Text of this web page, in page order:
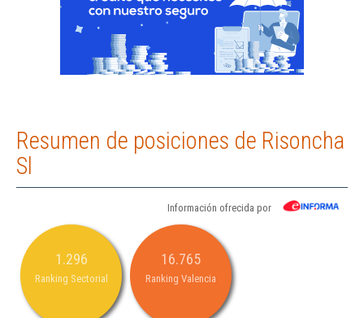
Resumen de posiciones de Risoncha
Sl
Información ofrecida por
1.296
Ranking Sectorial
16.765
Ranking Valencia